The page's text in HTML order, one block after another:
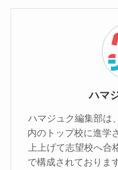
ハマ
ハマジュク編集部は
内のトップ校に進学
上上げて志望校へ
で構成されておりま